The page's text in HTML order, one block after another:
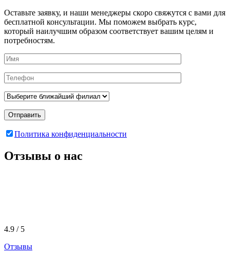
Оставьте заявку, и наши менеджеры скоро свяжутся с вами для
бесплатной консультации. Мы поможем выбрать курс,
который наилучшим образом соответствует вашим целям и
потребностям.
Отправить
Политика конфиденциальности
Отзывы о нас
4.9 / 5
Отзывы